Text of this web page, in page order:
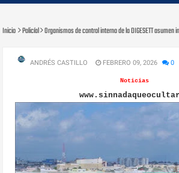
Inicio Policíal Organismos de control interno de la DIGESETT
ANDRÉS CASTILLO FEBRERO 09, 2026 0
Noticias